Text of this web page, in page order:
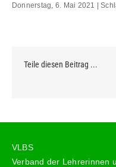
Donnerstag, 6. Mai 2021 |
Teile diesen Beitrag ...
VLBS
Verband der Lehrerinnen